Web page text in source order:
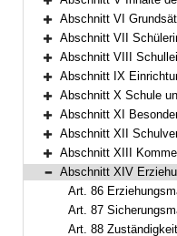
Bereich erweitern
Bereich erweitern
Abschnitt VI
Bereich erweitern
Abschnitt VII
Bereich erweitern
Abschnitt VIII Schulleiterin oder
Bereich erweitern
Abschnitt IX Einrichtungen
Bereich erweitern
Abschnitt X Schule und
Bereich erweitern
Abschnitt XI Besondere
Bereich erweitern
Abschnitt XII
Bereich erweitern
Abschnitt XIII Kommerzielle und
Bereich reduzieren
Abschnitt XIV Erziehungs-,
Art. 86
Art. 87
Art. 88